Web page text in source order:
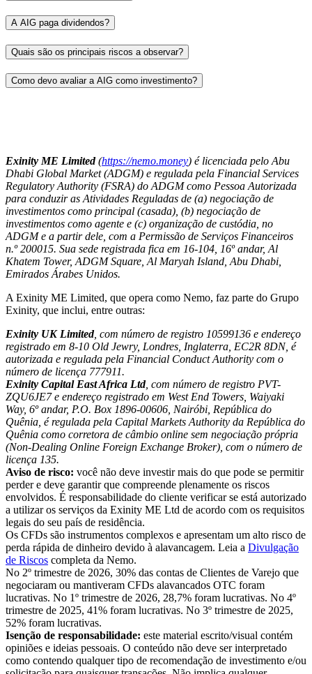
A AIG paga dividendos?
Quais são os principais riscos a observar?
Como devo avaliar a AIG como investimento?
Exinity ME Limited(https://nemo.money) é licenciada pelo Abu
Dhabi Global Market (ADGM) e regulada pela Financial Services
Regulatory Authority (FSRA) do ADGM como Pessoa Autorizada
para conduzir as Atividades Reguladas de (a) negociação de
investimentos como principal (casada), (b) negociação de
investimentos como agente e (c) organização de custódia, no
ADGM e a partir dele, com a Permissão de Serviços Financeiros
n.º 200015. Sua sede registrada fica em 16-104, 16º andar, Al
Khatem Tower, ADGM Square, Al Maryah Island, Abu Dhabi,
Emirados Árabes Unidos.
A Exinity ME Limited, que opera como Nemo, faz parte do Grupo
Exinity, que inclui, entre outras:
Exinity UK Limited, com número de registro 10599136 e endereço
registrado em 8-10 Old Jewry, Londres, Inglaterra, EC2R 8DN, é
autorizada e regulada pela Financial Conduct Authority com o
número de licença 777911.
Exinity Capital East Africa Ltd, com número de registro PVT-
ZQU6JE7 e endereço registrado em West End Towers, Waiyaki
Way, 6º andar, P.O. Box 1896-00606, Nairóbi, República do
Quênia, é regulada pela Capital Markets Authority da República do
Quênia como corretora de câmbio online sem negociação própria
(Non-Dealing Online Foreign Exchange Broker), com o número de
licença 135.
Aviso de risco: você não deve investir mais do que pode se permitir
perder e deve garantir que compreende plenamente os riscos
envolvidos. É responsabilidade do cliente verificar se está autorizado
a utilizar os serviços da Exinity ME Ltd de acordo com os requisitos
legais do seu país de residência.
Os CFDs são instrumentos complexos e apresentam um alto risco de
perda rápida de dinheiro devido à alavancagem. Leia a Divulgação
de Riscos completa da Nemo.
No 2º trimestre de 2026, 30% das contas de Clientes de Varejo que
negociaram ou mantiveram CFDs alavancados OTC foram
lucrativas. No 1º trimestre de 2026, 28,7% foram lucrativas. No 4º
trimestre de 2025, 41% foram lucrativas. No 3º trimestre de 2025,
52% foram lucrativas.
Isenção de responsabilidade: este material escrito/visual contém
opiniões e ideias pessoais. O conteúdo não deve ser interpretado
como contendo qualquer tipo de recomendação de investimento e/ou